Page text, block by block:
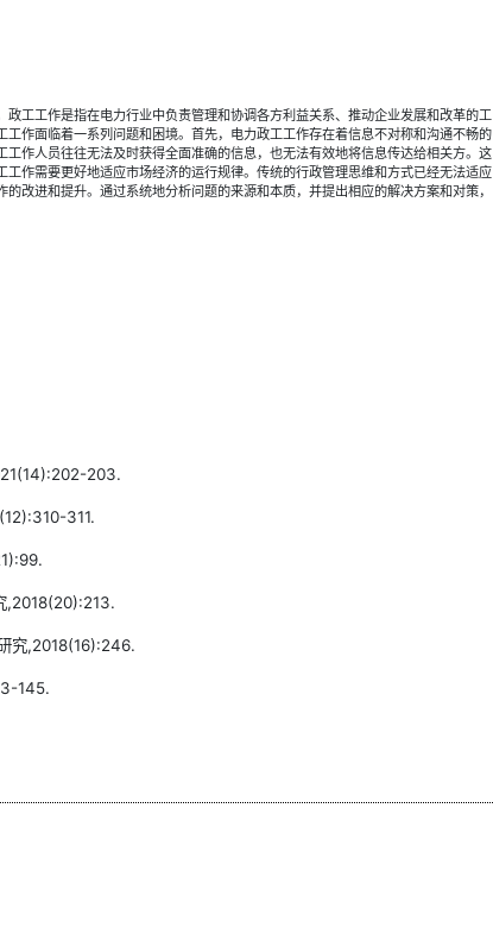
工工作是指在电力行业中负责管理和协调各方利益关系、推动企业发展和改革的工
作面临着一系列问题和困境。首先，电力政工工作存在着信息不对称和沟通不畅的
作人员往往无法及时获得全面准确的信息，也无法有效地将信息传达给相关方。这
作需要更好地适应市场经济的运行规律。传统的行政管理思维和方式已经无法适应
改进和提升。通过系统地分析问题的来源和本质，并提出相应的解决方案和对策，
203.
311.
,2018(20):213.
究,2018(16):246.
145.